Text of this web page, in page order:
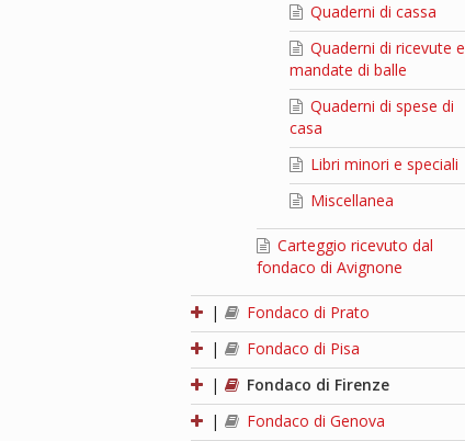
Quaderni di cassa
Quaderni di ricevute e
mandate di balle
Quaderni di spese di
casa
Libri minori e speciali
Miscellanea
Carteggio ricevuto dal
fondaco di Avignone
|
Fondaco di Prato
|
Fondaco di Pisa
|
Fondaco di Firenze
|
Fondaco di Genova